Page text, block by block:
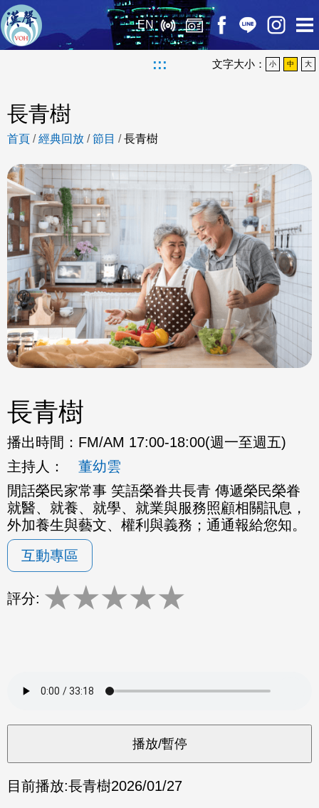
EN
::: 文字大小： 小 中 大
長青樹
首頁 /經典回放 /節目 /長青樹
長青樹
播出時間： FM/AM 17:00-18:00(週一至週五)
主持人：
董幼雲
閒話榮民家常事 笑語榮眷共長青 傳遞榮民榮眷
就醫、就養、就學、就業與服務照顧相關訊息，
外加養生與藝文、權利與義務；通通報給您知。
互動專區
評分: ★★★★★
目前播放:長青樹2026/01/27